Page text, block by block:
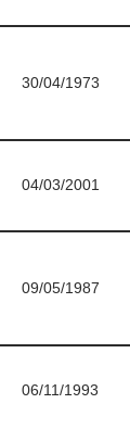
30/04/1973
04/03/2001
09/05/1987
06/11/1993